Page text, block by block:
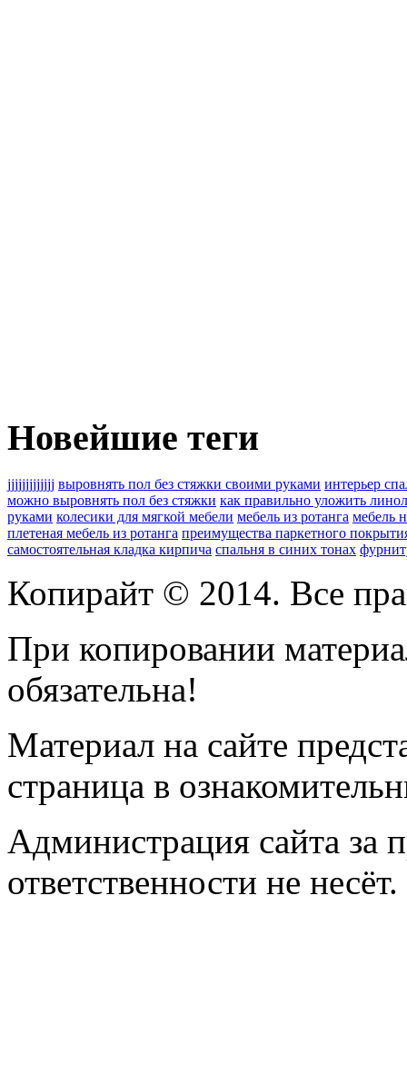
Новейшие теги
jjjjjjjjjjjjj выровнять пол без стяжки своими руками интерьер
можно выровнять пол без стяжки как правильно уложить
руками колесики для мягкой мебели мебель из ротанга мебель
плетеная мебель из ротанга преимущества паркетного
самостоятельная кладка кирпича спальня в синих тонах
Копирайт © 2014. Все
При копировании
обязательна!
Материал на сайте
страница в
Администрация сайта за
ответственности не несёт.